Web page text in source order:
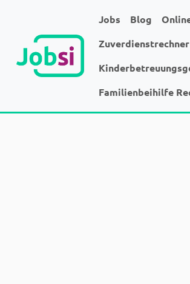
Jobs Blog
Zuverdienstrechner
Familienbeihilfe